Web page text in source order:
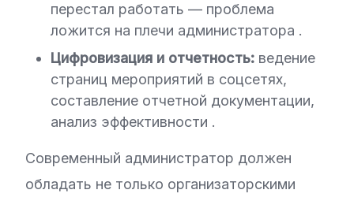
перестал работать — проблема
ложится на плечи администратора .
Цифровизация и отчетность: ведение
страниц мероприятий в соцсетях,
составление отчетной документации,
анализ эффективности .
Современный администратор должен
обладать не только организаторскими